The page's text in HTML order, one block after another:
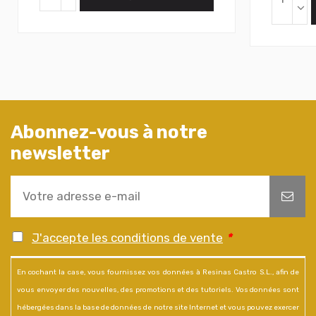
Abonnez-vous à notre
newsletter
J'accepte les conditions de vente *
En cochant la case, vous fournissez vos données à Resinas Castro S.L., afin de
vous envoyer des nouvelles, des promotions et des tutoriels. Vos données sont
hébergées dans la base de données de notre site Internet et vous pouvez exercer